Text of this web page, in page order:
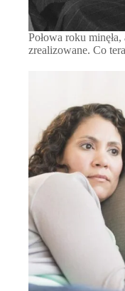
Połowa roku
zrealizowane. Co